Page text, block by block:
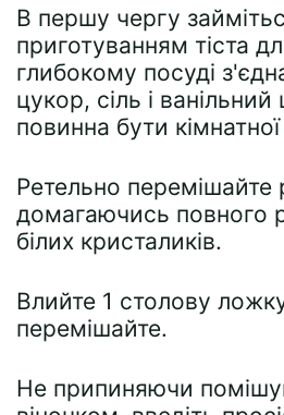
В першу чергу
приготуванням тіста
глибокому посуді
цукор, сіль і
повинна бути
Ретельно перемішайте
домагаючись повного
білих кристаликів.
Влийте 1 столову ложку
перемішайте.
Не припиняючи